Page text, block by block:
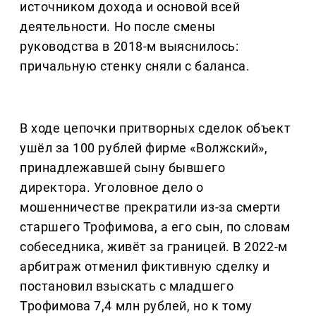
источником дохода и основой всей
деятельности. Но после смены
руководства в 2018-м выяснилось:
причальную стенку сняли с баланса.
В ходе цепочки притворных сделок объект
ушёл за 100 рублей фирме «Волжский»,
принадлежавшей сыну бывшего
директора. Уголовное дело о
мошенничестве прекратили из-за смерти
старшего Трофимова, а его сын, по словам
собеседника, живёт за границей. В 2022-м
арбитраж отменил фиктивную сделку и
постановил взыскать с младшего
Трофимова 7,4 млн рублей, но к тому